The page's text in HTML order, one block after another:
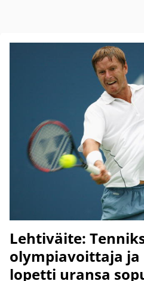
Lehtiväite:
olympiavoittaja
lopetti uransa